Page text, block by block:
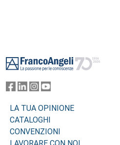
LA TUA OPINIONE
CATALOGHI
CONVENZIONI